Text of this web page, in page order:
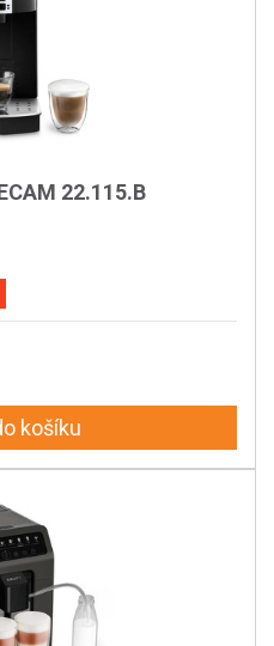
22.115.B
košíku